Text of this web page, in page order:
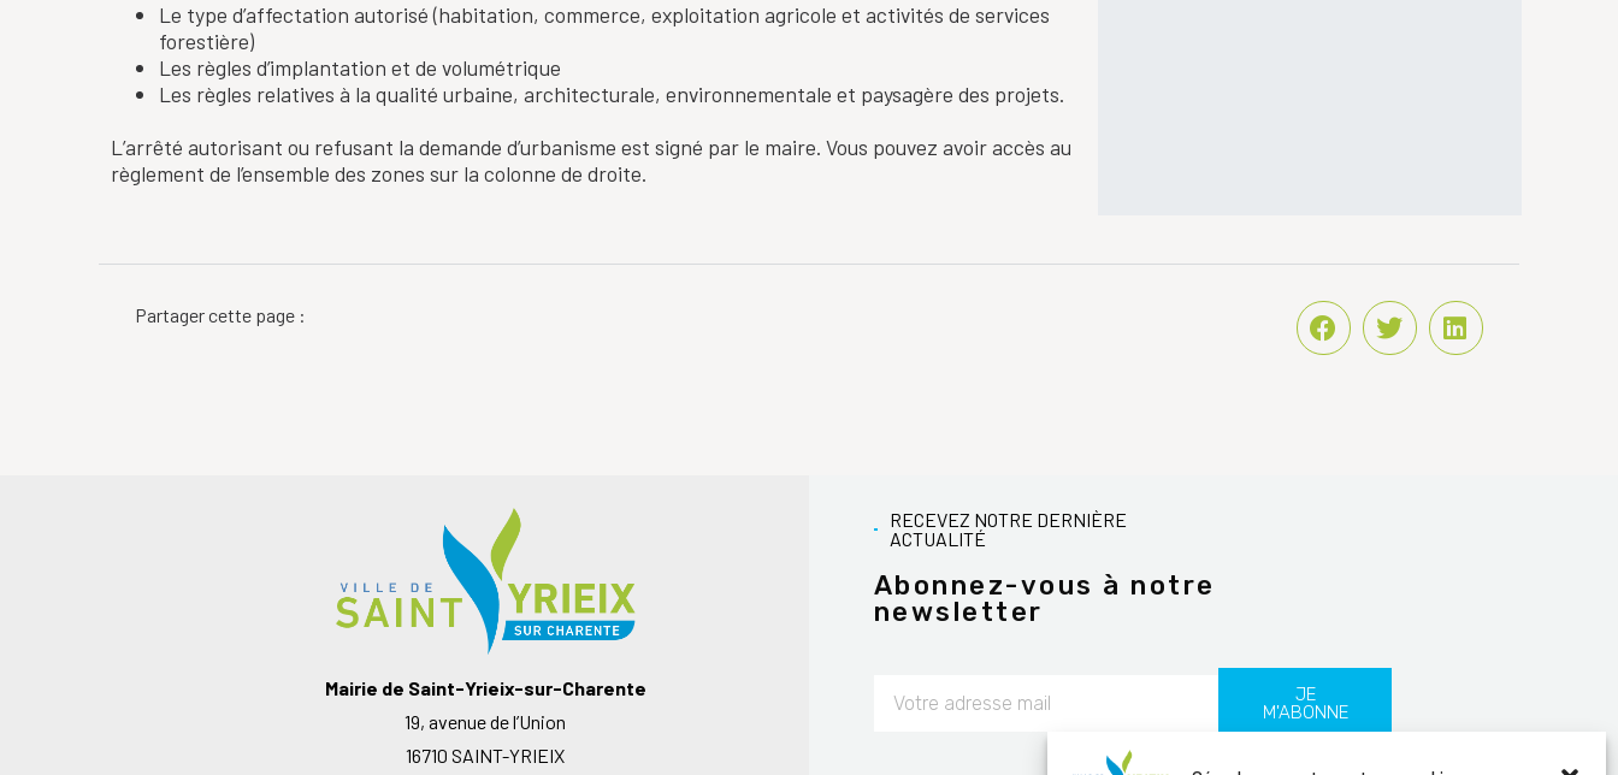
Le type d’affectation autorisé (habitation, commerce, exploitation agricole et activités de services
forestière)
Les règles d’implantation et de volumétrique
Les règles relatives à la qualité urbaine, architecturale, environnementale et paysagère des projets.
L’arrêté autorisant ou refusant la demande d’urbanisme est signé par le maire. Vous pouvez avoir accès au
règlement de l’ensemble des zones sur la colonne de droite.
Partager cette page :
Mairie de Saint-Yrieix-sur-Charente
19, avenue de l’Union
16710 SAINT-YRIEIX
RECEVEZ NOTRE DERNIÈRE
ACTUALITÉ
Abonnez-vous à notre
newsletter
JE
M'ABONNE